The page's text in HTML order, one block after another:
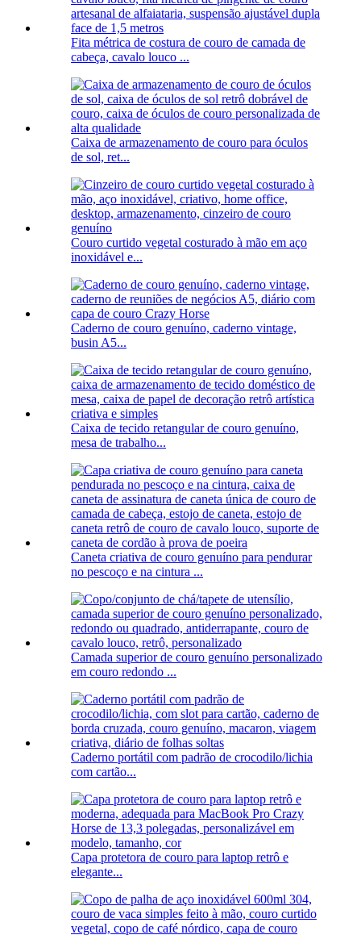
Fita métrica de costura de couro de camada de
cabeça, cavalo louco ...
Caixa de armazenamento de couro para óculos
de sol, ret...
Couro curtido vegetal costurado à mão em aço
inoxidável e...
Caderno de couro genuíno, caderno vintage,
busin A5...
Caixa de tecido retangular de couro genuíno,
mesa de trabalho...
Caneta criativa de couro genuíno para pendurar
no pescoço e na cintura ...
Camada superior de couro genuíno personalizado
em couro redondo ...
Caderno portátil com padrão de crocodilo/lichia
com cartão...
Capa protetora de couro para laptop retrô e
elegante...